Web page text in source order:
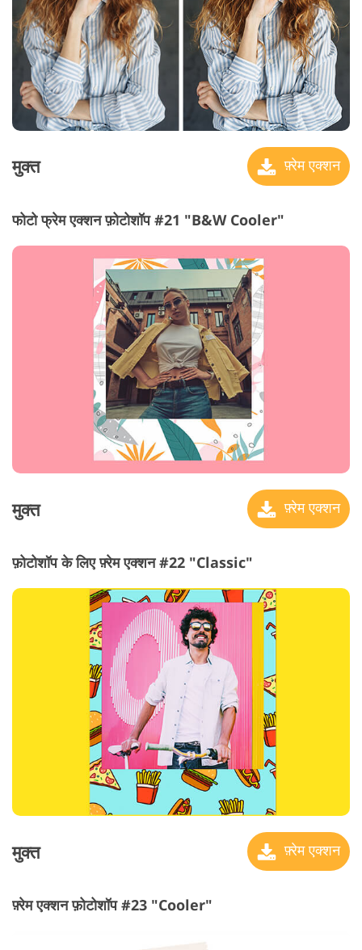
मुक्त फ़्रेम एक्शन
फोटो फ्रेम एक्शन फ़ोटोशॉप #21 "B&W Cooler"
मुक्त फ़्रेम एक्शन
फ़ोटोशॉप के लिए फ़्रेम एक्शन #22 "Classic"
मुक्त फ़्रेम एक्शन
फ़्रेम एक्शन फ़ोटोशॉप #23 "Cooler"